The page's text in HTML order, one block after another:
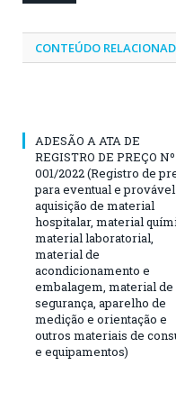
CONTEÚDO
ADESÃO A ATA DE
REGISTRO DE PREÇO Nº
001/2022 (Registro de
para eventual e provável
aquisição de material
hospitalar, material
material laboratorial,
material de
acondicionamento e
embalagem, material de
segurança, aparelho de
medição e orientação e
outros materiais de
e equipamentos)